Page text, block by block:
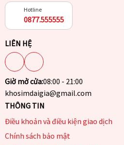
Hotline
0877.555555
LIÊN HỆ
Giờ mở cửa:08:00 - 21:00
khosimdaigia@gmail.com
THÔNG TIN
Điều khoản và điều kiện giao dịch
Chính sách bảo mật